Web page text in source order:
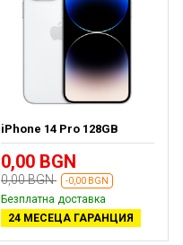
iPhone 14 Pro 128GB
0,00 BGN
0,00 BGN -0,00 BGN
Безплатна доставка
24 МЕСЕЦА ГАРАНЦИЯ